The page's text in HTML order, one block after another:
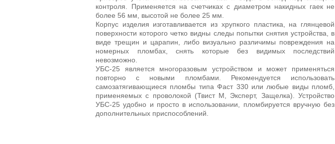
контроля. Применяется на счетчиках с диаметром накидных гаек не
более 56 мм, высотой не более 25 мм.
Корпус изделия изготавливается из хрупкого пластика, на глянцевой
поверхности которого четко видны следы попытки снятия устройства, в
виде трещин и царапин, либо визуально различимы повреждения на
номерных пломбах, снять которые без видимых последствий
невозможно.
УБС-25 является многоразовым устройством и может применяться
повторно с новыми пломбами. Рекомендуется использовать
самозатягивающиеся пломбы типа Фаст 330 или любые виды пломб,
применяемых с проволокой (Твист М, Эксперт, Защелка). Устройство
УБС-25 удобно и просто в использовании, пломбируется вручную без
дополнительных приспособлений.